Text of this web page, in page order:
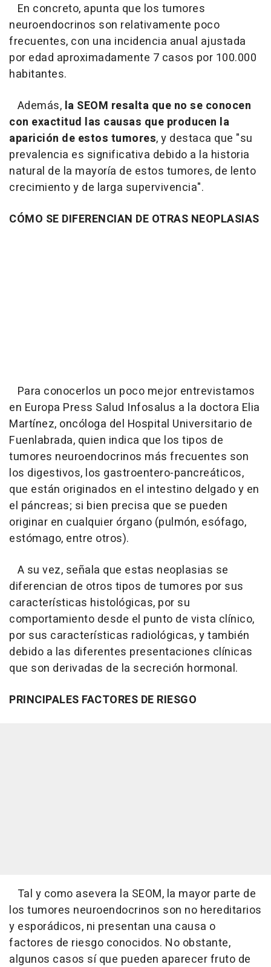
En concreto, apunta que los tumores
neuroendocrinos son relativamente poco
frecuentes, con una incidencia anual ajustada
por edad aproximadamente 7 casos por 100.000
habitantes.
Además, la SEOM resalta que no se conocen
con exactitud las causas que producen la
aparición de estos tumores, y destaca que "su
prevalencia es significativa debido a la historia
natural de la mayoría de estos tumores, de lento
crecimiento y de larga supervivencia".
CÓMO SE DIFERENCIAN DE OTRAS NEOPLASIAS
Para conocerlos un poco mejor entrevistamos
en Europa Press Salud Infosalus a la doctora Elia
Martínez, oncóloga del Hospital Universitario de
Fuenlabrada, quien indica que los tipos de
tumores neuroendocrinos más frecuentes son
los digestivos, los gastroentero-pancreáticos,
que están originados en el intestino delgado y en
el páncreas; si bien precisa que se pueden
originar en cualquier órgano (pulmón, esófago,
estómago, entre otros).
A su vez, señala que estas neoplasias se
diferencian de otros tipos de tumores por sus
características histológicas, por su
comportamiento desde el punto de vista clínico,
por sus características radiológicas, y también
debido a las diferentes presentaciones clínicas
que son derivadas de la secreción hormonal.
PRINCIPALES FACTORES DE RIESGO
Tal y como asevera la SEOM, la mayor parte de
los tumores neuroendocrinos son no hereditarios
y esporádicos, ni presentan una causa o
factores de riesgo conocidos. No obstante,
algunos casos sí que pueden aparecer fruto de